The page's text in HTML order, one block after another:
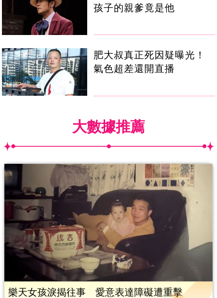
孩子的親爹竟是他
肥大叔真正死因疑曝光！
氣色超差還開直播
大數據推薦
樂天女孩淚揭往事 愛意表達障礙遭重擊